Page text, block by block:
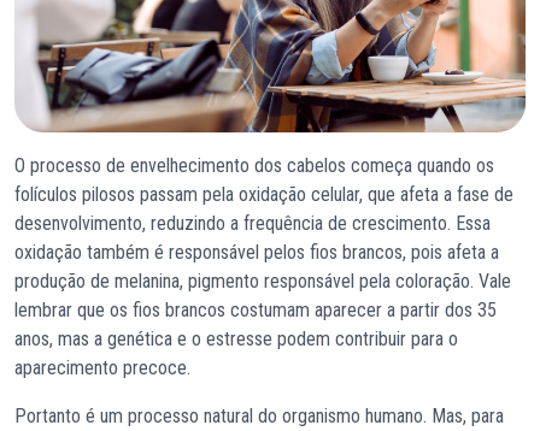
O processo de envelhecimento dos cabelos começa quando os
folículos pilosos passam pela oxidação celular, que afeta a fase de
desenvolvimento, reduzindo a frequência de crescimento. Essa
oxidação também é responsável pelos fios brancos, pois afeta a
produção de melanina, pigmento responsável pela coloração. Vale
lembrar que os fios brancos costumam aparecer a partir dos 35
anos, mas a genética e o estresse podem contribuir para o
aparecimento precoce.
Portanto é um processo natural do organismo humano. Mas, para